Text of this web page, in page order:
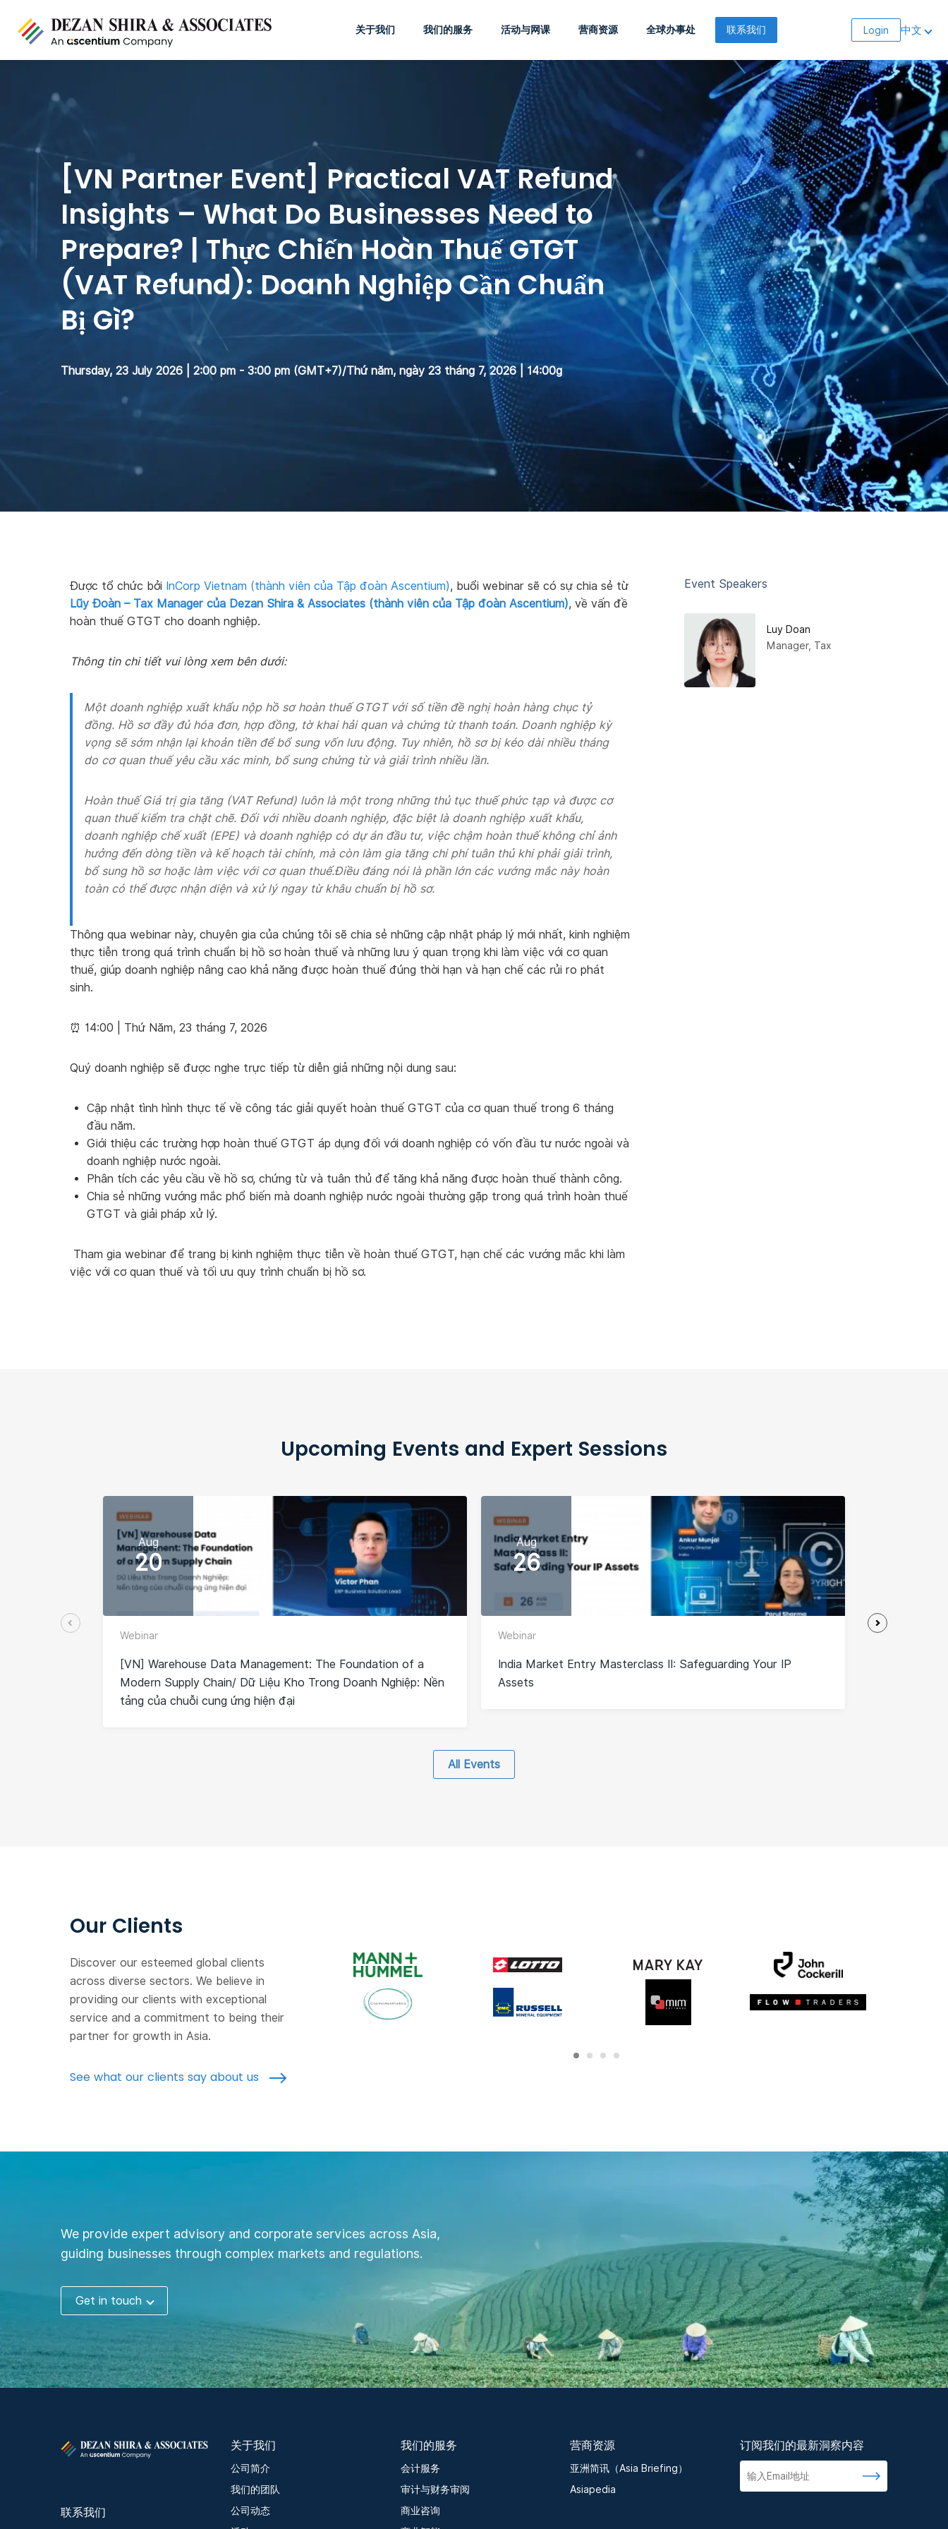
关于我们 我们的服务 活动与网课 营商资源 全球办事处 联系我们 Login 中文
[VN Partner Event] Practical VAT Refund
Insights – What Do Businesses Need to
Prepare? | Thực Chiến Hoàn Thuế GTGT
(VAT Refund): Doanh Nghiệp Cần Chuẩn
Bị Gì?
Thursday, 23 July 2026 | 2:00 pm - 3:00 pm (GMT+7)/Thứ năm, ngày 23 tháng 7, 2026 | 14:00g
Được tổ chức bởi InCorp Vietnam (thành viên của Tập đoàn Ascentium), buổi webinar sẽ có sự chia sẻ từ
Lũy Đoàn – Tax Manager của Dezan Shira & Associates (thành viên của Tập đoàn Ascentium), về vấn đề
hoàn thuế GTGT cho doanh nghiệp.
Thông tin chi tiết vui lòng xem bên dưới:
Một doanh nghiệp xuất khẩu nộp hồ sơ hoàn thuế GTGT với số tiền đề nghị hoàn hàng chục tỷ
đồng. Hồ sơ đầy đủ hóa đơn, hợp đồng, tờ khai hải quan và chứng từ thanh toán. Doanh nghiệp kỳ
vọng sẽ sớm nhận lại khoản tiền để bổ sung vốn lưu động. Tuy nhiên, hồ sơ bị kéo dài nhiều tháng
do cơ quan thuế yêu cầu xác minh, bổ sung chứng từ và giải trình nhiều lần.
Hoàn thuế Giá trị gia tăng (VAT Refund) luôn là một trong những thủ tục thuế phức tạp và được cơ
quan thuế kiểm tra chặt chẽ. Đối với nhiều doanh nghiệp, đặc biệt là doanh nghiệp xuất khẩu,
doanh nghiệp chế xuất (EPE) và doanh nghiệp có dự án đầu tư, việc chậm hoàn thuế không chỉ ảnh
hưởng đến dòng tiền và kế hoạch tài chính, mà còn làm gia tăng chi phí tuân thủ khi phải giải trình,
bổ sung hồ sơ hoặc làm việc với cơ quan thuế.Điều đáng nói là phần lớn các vướng mắc này hoàn
toàn có thể được nhận diện và xử lý ngay từ khâu chuẩn bị hồ sơ.
Thông qua webinar này, chuyên gia của chúng tôi sẽ chia sẻ những cập nhật pháp lý mới nhất, kinh nghiệm
thực tiễn trong quá trình chuẩn bị hồ sơ hoàn thuế và những lưu ý quan trọng khi làm việc với cơ quan
thuế, giúp doanh nghiệp nâng cao khả năng được hoàn thuế đúng thời hạn và hạn chế các rủi ro phát
sinh.
⏰ 14:00 | Thứ Năm, 23 tháng 7, 2026
Quý doanh nghiệp sẽ được nghe trực tiếp từ diễn giả những nội dung sau:
Cập nhật tình hình thực tế về công tác giải quyết hoàn thuế GTGT của cơ quan thuế trong 6 tháng
đầu năm.
Giới thiệu các trường hợp hoàn thuế GTGT áp dụng đối với doanh nghiệp có vốn đầu tư nước ngoài và
doanh nghiệp nước ngoài.
Phân tích các yêu cầu về hồ sơ, chứng từ và tuân thủ để tăng khả năng được hoàn thuế thành công.
Chia sẻ những vướng mắc phổ biến mà doanh nghiệp nước ngoài thường gặp trong quá trình hoàn thuế
GTGT và giải pháp xử lý.
Tham gia webinar để trang bị kinh nghiệm thực tiễn về hoàn thuế GTGT, hạn chế các vướng mắc khi làm
việc với cơ quan thuế và tối ưu quy trình chuẩn bị hồ sơ.
Event Speakers
Luy Doan
Manager, Tax
Upcoming Events and Expert Sessions
Aug
20
Webinar
[VN] Warehouse Data Management: The Foundation of a
Modern Supply Chain/ Dữ Liệu Kho Trong Doanh Nghiệp: Nền
tảng của chuỗi cung ứng hiện đại
Aug
26
Webinar
India Market Entry Masterclass II: Safeguarding Your IP
Assets
Webinar
All Events
Our Clients
Discover our esteemed global clients
across diverse sectors. We believe in
providing our clients with exceptional
service and a commitment to being their
partner for growth in Asia.
See what our clients say about us
We provide expert advisory and corporate services across Asia,
guiding businesses through complex markets and regulations.
Get in touch
联系我们
关于我们
公司简介
我们的团队
公司动态
我们的服务
会计服务
审计与财务审阅
商业咨询
营商资源
亚洲简讯（Asia Briefing）
Asiapedia
订阅我们的最新洞察内容